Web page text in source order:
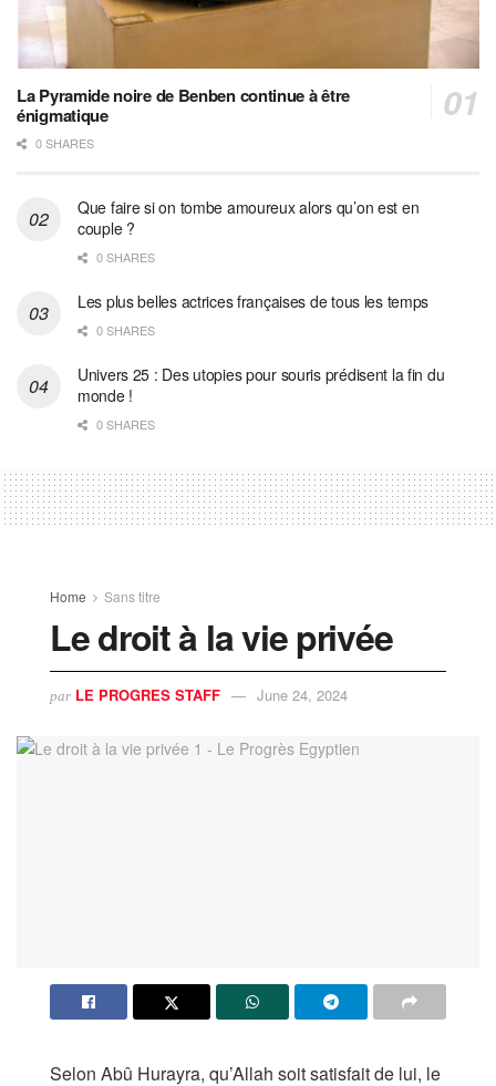
La Pyramide noire de Benben continue à être
énigmatique
0 SHARES
Que faire si on tombe amoureux alors qu’on est en
couple ?
0 SHARES
Les plus belles actrices françaises de tous les temps
0 SHARES
Univers 25 : Des utopies pour souris prédisent la fin du
monde !
0 SHARES
Home Sans titre
Le droit à la vie privée
par LE PROGRES STAFF June 24, 2024
Selon Abû Hurayra, qu’Allah soit satisfait de lui, le